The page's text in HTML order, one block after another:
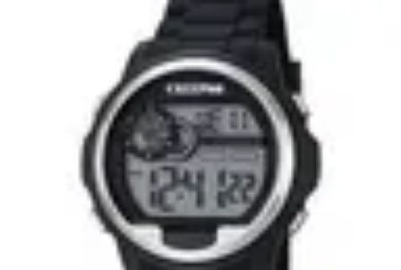
Tendances Collection Achat
Montres Rares Collection